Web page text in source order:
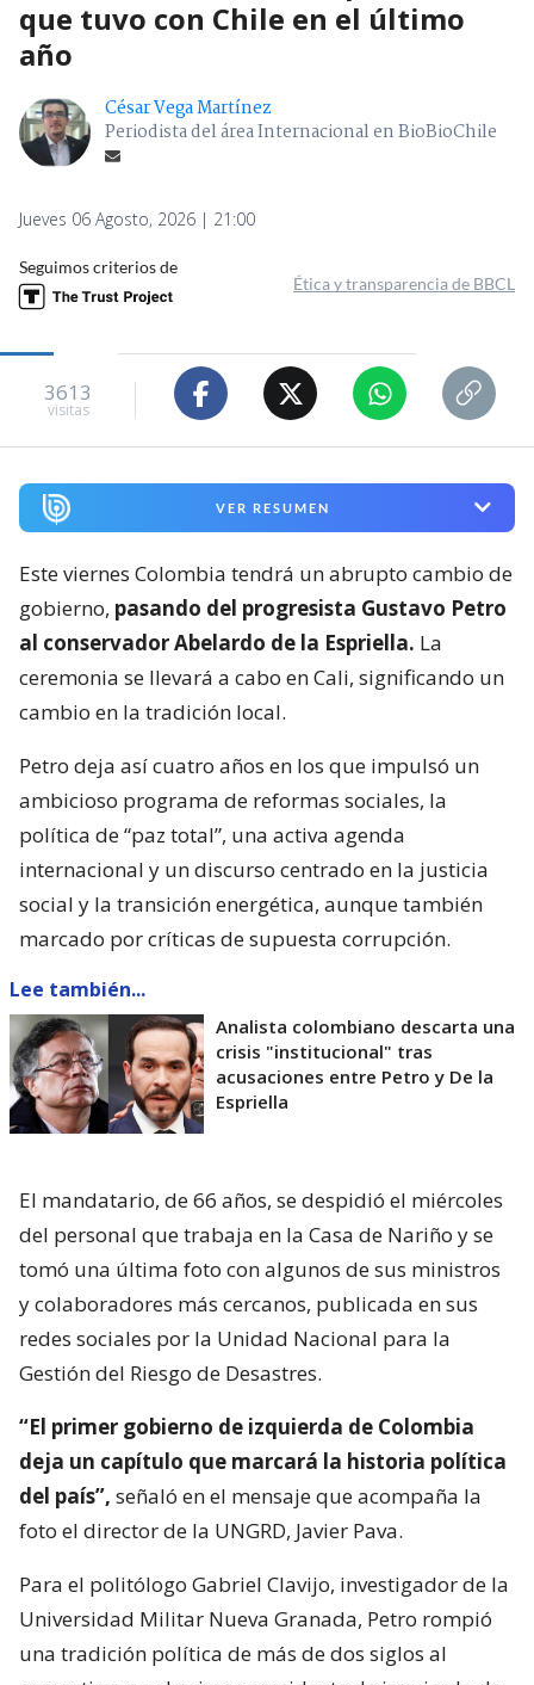
que tuvo con Chile en el último
año
César Vega Martínez
Periodista del área Internacional en BioBioChile
Jueves 06 Agosto, 2026 | 21:00
Seguimos criterios de
Ética y transparencia de BBCL
3613
visitas
VER RESUMEN
Este viernes Colombia tendrá un abrupto cambio de
gobierno, pasando del progresista Gustavo Petro
al conservador Abelardo de la Espriella. La
ceremonia se llevará a cabo en Cali, significando un
cambio en la tradición local.
Petro deja así cuatro años en los que impulsó un
ambicioso programa de reformas sociales, la
política de “paz total”, una activa agenda
internacional y un discurso centrado en la justicia
social y la transición energética, aunque también
marcado por críticas de supuesta corrupción.
Lee también...
Analista colombiano descarta una
crisis "institucional" tras
acusaciones entre Petro y De la
Espriella
El mandatario, de 66 años, se despidió el miércoles
del personal que trabaja en la Casa de Nariño y se
tomó una última foto con algunos de sus ministros
y colaboradores más cercanos, publicada en sus
redes sociales por la Unidad Nacional para la
Gestión del Riesgo de Desastres.
“El primer gobierno de izquierda de Colombia
deja un capítulo que marcará la historia política
del país”, señaló en el mensaje que acompaña la
foto el director de la UNGRD, Javier Pava.
Para el politólogo Gabriel Clavijo, investigador de la
Universidad Militar Nueva Granada, Petro rompió
una tradición política de más de dos siglos al